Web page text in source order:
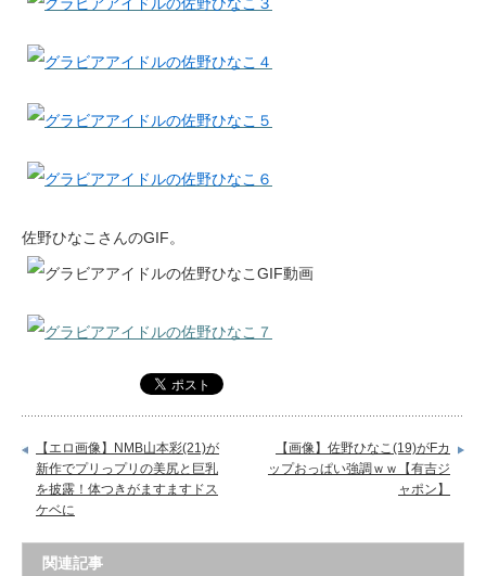
佐野ひなこさんのGIF。
【エロ画像】NMB山本彩(21)が
新作でプリっプリの美尻と巨乳
を披露！体つきがますますドス
ケベに
【画像】佐野ひなこ(19)がFカ
ップおっぱい強調ｗｗ【有吉ジ
ャポン】
関連記事